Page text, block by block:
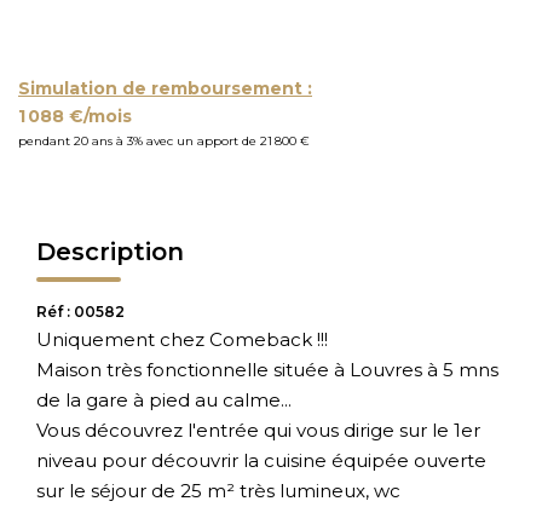
Simulation de remboursement :
1 088 €/mois
pendant 20 ans à 3% avec un apport de 21 800 €
Description
Réf : 00582
Uniquement chez Comeback !!!
Maison très fonctionnelle située à Louvres à 5 mns
de la gare à pied au calme...
Vous découvrez l'entrée qui vous dirige sur le 1er
niveau pour découvrir la cuisine équipée ouverte
sur le séjour de 25 m² très lumineux, wc